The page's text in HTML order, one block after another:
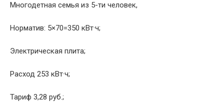
Многодетная семья из 5-ти человек,
Норматив: 5×70=350 кВт·ч;
Электрическая плита;
Расход 253 кВт·ч;
Тариф 3,28 руб.;